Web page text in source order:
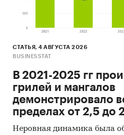
СТАТЬЯ, 4 АВГУСТА 2026
BUSINESSTAT
В 2021-2025 гг
грилей и мангалов
демонстрировало
пределах от 2,5 до
Неровная динамика была